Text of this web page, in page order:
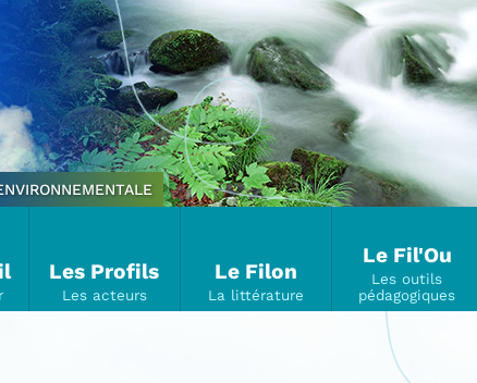
Les Profils Le Filon
Le Fil'Ou